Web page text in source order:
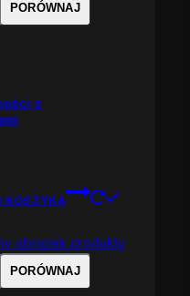
PORÓWNAJ
z
KOSZYKA
PORÓWNAJ